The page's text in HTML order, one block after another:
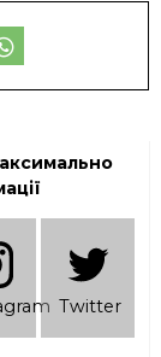
Twitter